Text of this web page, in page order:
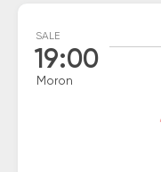
SALE
19:00
Moron